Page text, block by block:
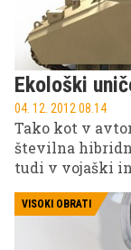
Ekološki
04. 12. 2012 08.14
Tako kot v
številna
tudi v vojaški
VISOKI OBRATI